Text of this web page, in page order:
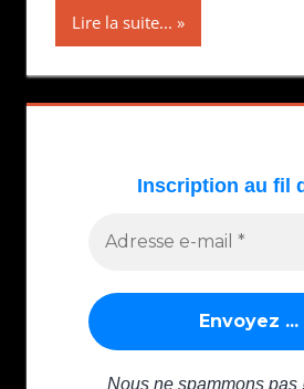
Lire la suite...